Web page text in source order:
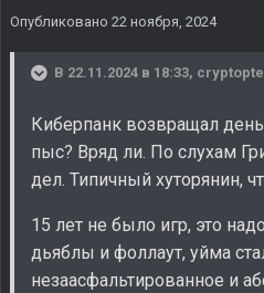
Опубликовано 22 ноября, 2024
В 22.11.2024 в 18:33,
Киберпанк возвращал
пыс? Вряд ли. По слухам
дел. Типичный хуторянин,
15 лет не было игр, это
дьяблы и фоллаут, уйма
незаасфальтированное и